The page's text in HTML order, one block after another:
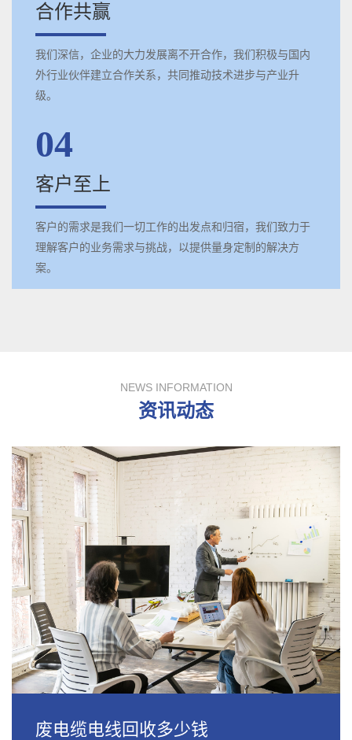
合作共赢
我们深信，企业的大力发展离不开合作，我们积极与国内
外行业伙伴建立合作关系，共同推动技术进步与产业升
级。
04
客户至上
客户的需求是我们一切工作的出发点和归宿，我们致力于
理解客户的业务需求与挑战，以提供量身定制的解决方
案。
NEWS INFORMATION
资讯动态
废电缆电线回收多少钱